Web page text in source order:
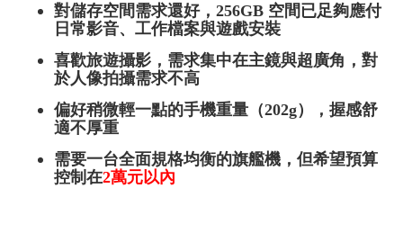
對儲存空間需求還好，256GB 空間已足夠應付
日常影音、工作檔案與遊戲安裝
喜歡旅遊攝影，需求集中在主鏡與超廣角，對
於人像拍攝需求不高
偏好稍微輕一點的手機重量（202g），握感舒
適不厚重
需要一台全面規格均衡的旗艦機，但希望預算
控制在2萬元以內